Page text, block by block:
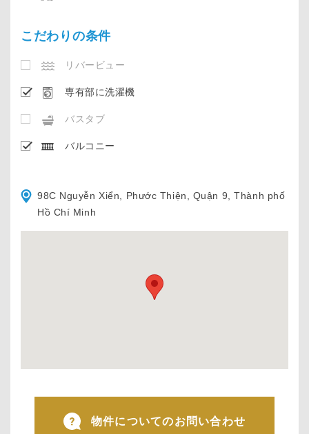
こだわりの条件
リバービュー
専有部に洗濯機
バスタブ
バルコニー
98C Nguyễn Xiển, Phước Thiện, Quận 9, Thành phố
Hồ Chí Minh
物件についてのお問い合わせ